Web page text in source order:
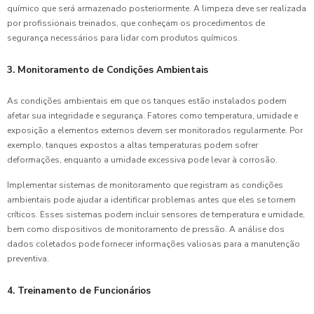
químico que será armazenado posteriormente. A limpeza deve ser realizada
por profissionais treinados, que conheçam os procedimentos de
segurança necessários para lidar com produtos químicos.
3. Monitoramento de Condições Ambientais
As condições ambientais em que os tanques estão instalados podem
afetar sua integridade e segurança. Fatores como temperatura, umidade e
exposição a elementos externos devem ser monitorados regularmente. Por
exemplo, tanques expostos a altas temperaturas podem sofrer
deformações, enquanto a umidade excessiva pode levar à corrosão.
Implementar sistemas de monitoramento que registram as condições
ambientais pode ajudar a identificar problemas antes que eles se tornem
críticos. Esses sistemas podem incluir sensores de temperatura e umidade,
bem como dispositivos de monitoramento de pressão. A análise dos
dados coletados pode fornecer informações valiosas para a manutenção
preventiva.
4. Treinamento de Funcionários